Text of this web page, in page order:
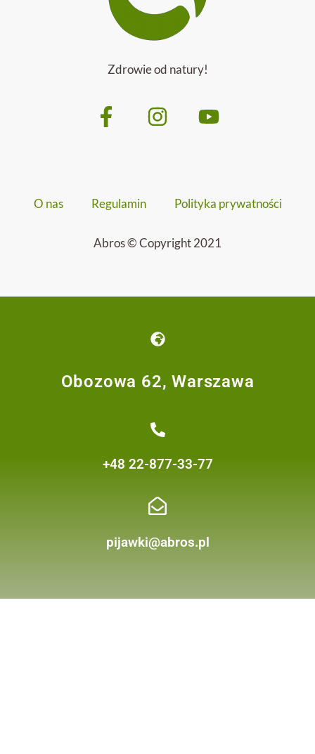
Zdrowie od natury!
O nas Regulamin Polityka prywatności
Abros © Copyright 2021
Obozowa 62, Warszawa
+48 22-877-33-77
pijawki@abros.pl